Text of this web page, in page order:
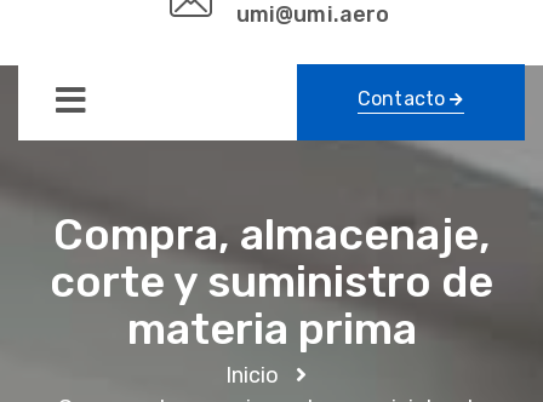
umi@umi.aero
Contacto
Compra, almacenaje,
corte y suministro de
materia prima
Inicio